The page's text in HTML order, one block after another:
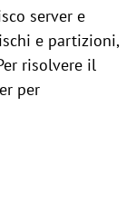
server e
e partizioni,
risolvere il
per